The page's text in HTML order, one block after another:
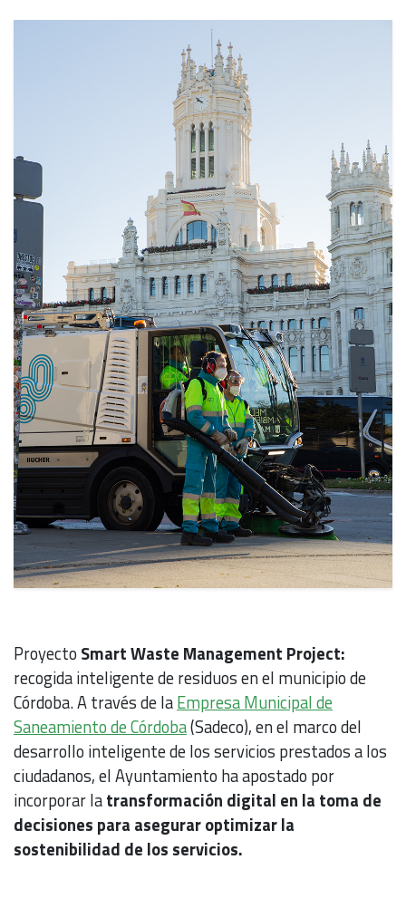
Proyecto Smart Waste Management Project:
recogida inteligente de residuos en el municipio de
Córdoba. A través de laEmpresa Municipal de
Saneamiento de Córdoba(Sadeco), en el marco del
desarrollo inteligente de los servicios prestados a los
ciudadanos, el Ayuntamiento ha apostado por
incorporar latransformación digital en la toma de
decisiones para asegurar optimizar la
sostenibilidad de los servicios.